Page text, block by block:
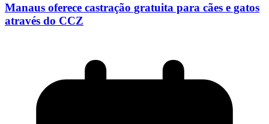
Manaus oferece castração gratuita para cães e gatos
através do CCZ